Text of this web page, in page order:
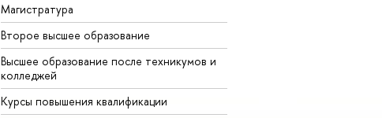
Магистратура
Второе высшее образование
Высшее образование после техникумов и
колледжей
Курсы повышения квалификации